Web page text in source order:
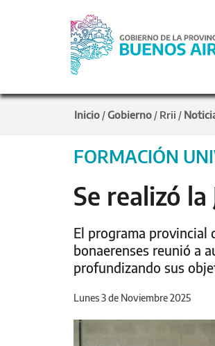
Inicio /Gobierno / Rrii /
FORMACIÓN
Se realizó
El programa provincial
bonaerenses reunió a
profundizando sus
Lunes 3 de Noviembre 2025